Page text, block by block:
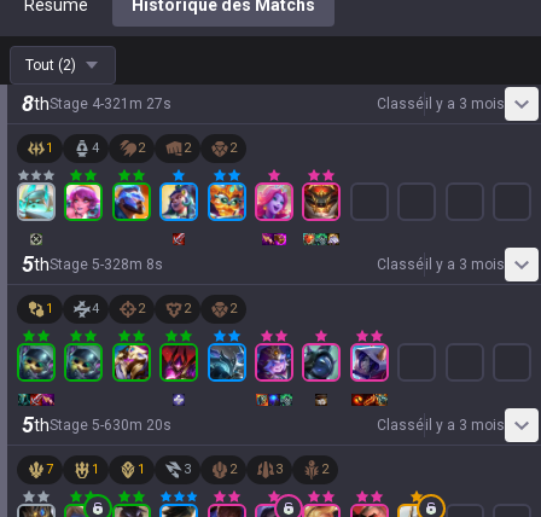
Résumé Historique des Matchs
Tout (2)
8thStage 4-321 m 27s Classéil y a 3 mois
1 4 2 2 2
5thStage 5-328m 8s Classéil y a 3 mois
1 4 2 2 2
5thStage 5-630m 20s Classéil y a 3 mois
7 1 1 3 2 3 2